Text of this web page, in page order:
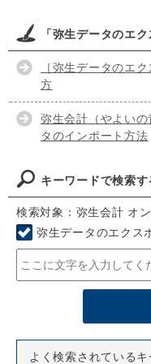
「弥生データのエ
［弥生データのエ
方
弥生会計（やよい
タのインポート方法
キーワードで検索す
検索対象：弥生会計 オ
弥生データのエクス
よく検索されているキ